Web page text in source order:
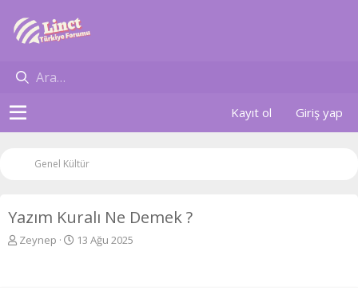
Kayıt ol Giriş yap
Genel Kültür
Yazım Kuralı Ne Demek ?
K
Zeynep
B13 Ağu 2025